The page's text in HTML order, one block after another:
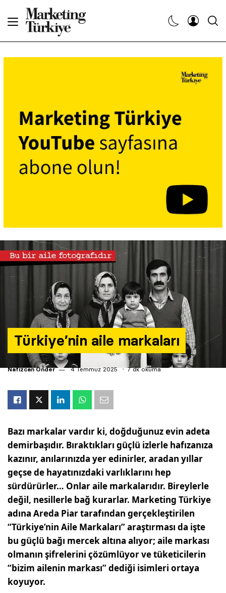
Türkiye’nin aile markaları
Nafizcan Önder 4 Temmuz 2025 7 dk okuma
Bazı markalar vardır ki, doğduğunuz evin adeta
demirbaşıdır. Bıraktıkları güçlü izlerle hafızanıza
kazınır, anılarınızda yer edinirler, aradan yıllar
geçse de hayatınızdaki varlıklarını hep
sürdürürler… Onlar aile markalarıdır. Bireylerle
değil, nesillerle bağ kurarlar. Marketing Türkiye
adına Areda Piar tarafından gerçekleştirilen
“Türkiye’nin Aile Markaları” araştırması da işte
bu güçlü bağı mercek altına alıyor; aile markası
olmanın şifrelerini çözümlüyor ve tüketicilerin
“bizim ailenin markası” dediği isimleri ortaya
koyuyor.
Dergiler
Etkinlikler
Araştırma